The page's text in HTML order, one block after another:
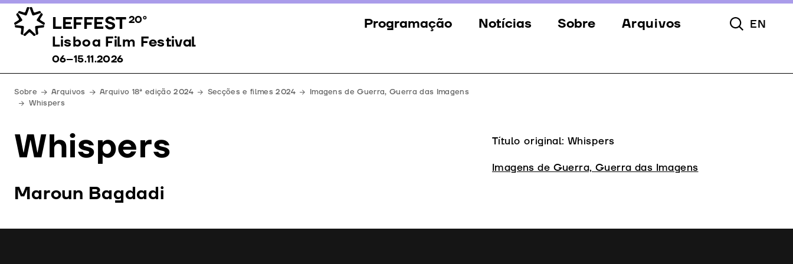
LEFFEST20º
Lisboa Film Festival 06–15.11.2026
Programação
Eventos
Notícias Sobre
Equipa
Downloads
Arquivos Pesquisar
EN
Lisboa Film Festival
06–15.11.2026
Sobre Arquivos Arquivo 18ª edição 2024 Secções e filmes 2024
Imagens de Guerra, Guerra das Imagens
Whispers
Whispers
Maroun Bagdadi
Título original: Whispers
Imagens de Guerra, Guerra das Imagens